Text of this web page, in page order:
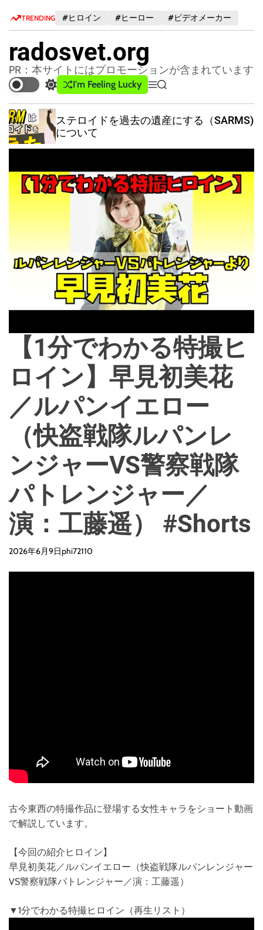
TRENDING #ヒロイン #ヒーロー #ビデオメーカー
radosvet.org
PR：本サイトにはプロモーションが含まれています
S
w
i
t
c
h
o
l
o
e
I'm Feeling Lucky
M
e
n
u
S
e
a
r
h
ステロイドを過去の遺産にする（SARMS)
について
【1分でわかる特撮ヒ
ロイン】早見初美花
／ルパンイエロー
（快盗戦隊ルパンレ
ンジャーVS警察戦隊
パトレンジャー／
演：工藤遥） #Shorts
2026年6月9日phi72110
古今東西の特撮作品に登場する女性キャラをショート動画
で解説しています。
【今回の紹介ヒロイン】
早見初美花／ルパンイエロー（快盗戦隊ルパンレンジャー
VS警察戦隊パトレンジャー／演：工藤遥）
▼1分でわかる特撮ヒロイン（再生リスト）